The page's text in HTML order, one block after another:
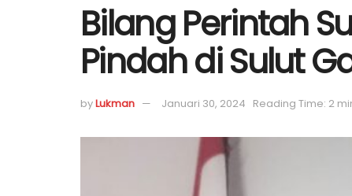
Bilang Perintah
Pindah di Sulut
byLukman Januari 30, 2024 Reading Time: 2